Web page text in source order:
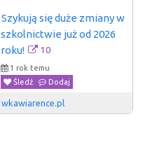
Szykują się duże zmiany w
szkolnictwie już od 2026
roku!
10
1 rok temu
Śledź
Dodaj
wkawiarence.pl